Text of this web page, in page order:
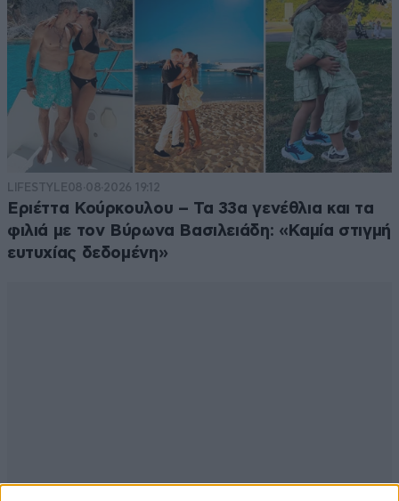
LIFESTYLE08·08·2026 19:12
Εριέττα Κούρκουλου – Τα 33α γενέθλια και τα
φιλιά με τον Βύρωνα Βασιλειάδη: «Καμία στιγμή
ευτυχίας δεδομένη»